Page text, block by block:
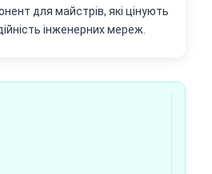
для майстрів, які цінують
інженерних мереж.